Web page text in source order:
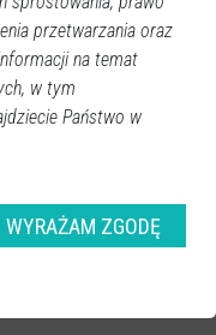
przetwarzania oraz
na temat
w tym
Państwo w
ZGODĘ